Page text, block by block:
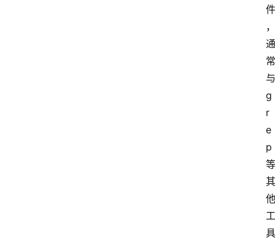
件
，
通
常
与
g
r
e
p
等
其
他
工
具